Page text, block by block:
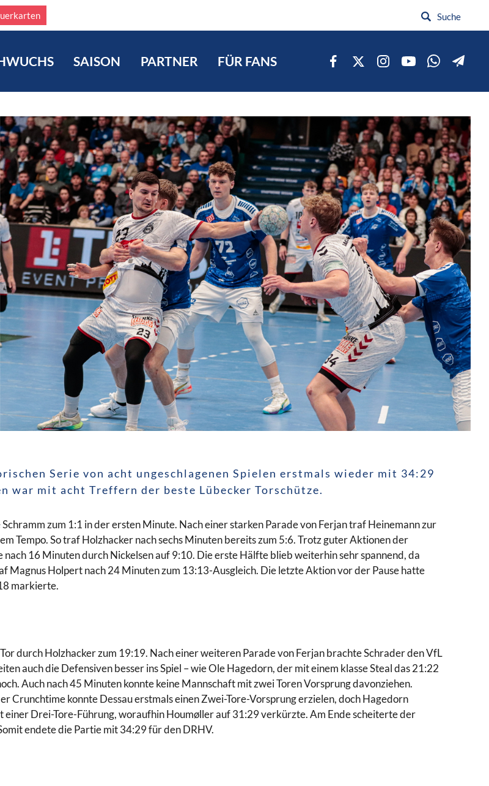
SAISON PARTNER FÜR FANS
Serie von acht ungeschlagenen Spielen erstmals wieder mit 34:29
war mit acht Treffern der beste Lübecker Torschütze.
zum 1:1 in der ersten Minute. Nach einer starken Parade von Ferjan traf Heinemann zur
Tempo. So traf Holzhacker nach sechs Minuten bereits zum 5:6. Trotz guter Aktionen der
16 Minuten durch Nickelsen auf 9:10. Die erste Hälfte blieb weiterhin sehr spannend, da
Magnus Holpert nach 24 Minuten zum 13:13-Ausgleich. Die letzte Aktion vor der Pause hatte
markierte.
durch Holzhacker zum 19:19. Nach einer weiteren Parade von Ferjan brachte Schrader den VfL
auch die Defensiven besser ins Spiel – wie Ole Hagedorn, der mit einem klasse Steal das 21:22
Auch nach 45 Minuten konnte keine Mannschaft mit zwei Toren Vorsprung davonziehen.
Crunchtime konnte Dessau erstmals einen Zwei-Tore-Vorsprung erzielen, doch Hagedorn
Drei-Tore-Führung, woraufhin Houmøller auf 31:29 verkürzte. Am Ende scheiterte der
endete die Partie mit 34:29 für den DRHV.